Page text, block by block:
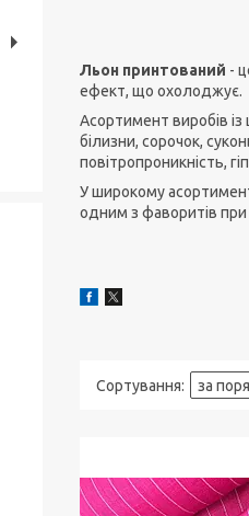
Льон принтований -
ефект, що охолоджує.
Асортимент виробів
білизни, сорочок,
повітропроникність,
У широкому
одним з фаворитів при